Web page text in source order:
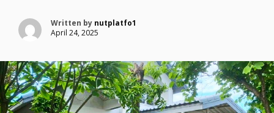
Written by nutplatfo1
April 24, 2025